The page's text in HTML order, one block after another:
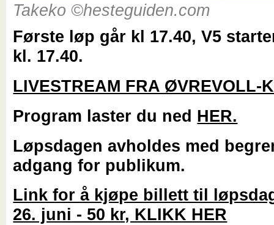
Takeko ©hesteguiden.com
Første løp går kl 17.40, V5
kl. 17.40.
LIVESTREAM FRA ØVREVOLL-
Program laster du ned HER.
Løpsdagen avholdes med
adgang for publikum.
Link for å kjøpe billett til
26. juni - 50 kr, KLIKK HER